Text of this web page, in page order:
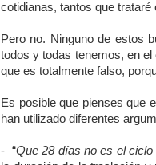
cotidianas, tantos que
Pero no. Ninguno de estos
todos y todas tenemos, en
que es totalmente falso,
Es posible que pienses que
han utilizado diferentes
- “Que 28 días no es el